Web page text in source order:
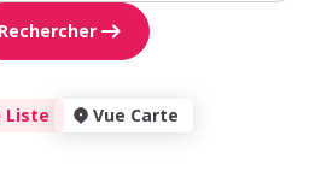
Rechercher
Liste Vue Carte